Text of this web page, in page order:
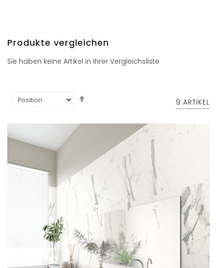
Produkte vergleichen
Sie haben keine Artikel in Ihrer Vergleichsliste
9 ARTIKEL